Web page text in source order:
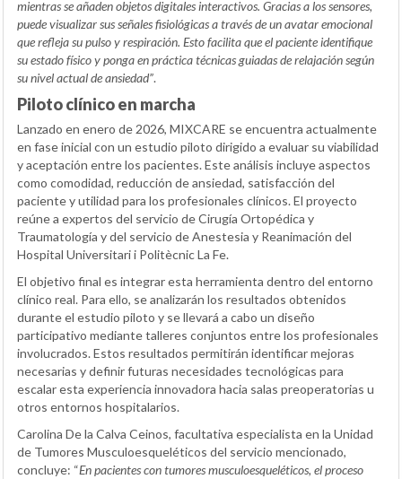
mientras se añaden objetos digitales interactivos. Gracias a los sensores,
puede visualizar sus señales fisiológicas a través de un avatar emocional
que refleja su pulso y respiración. Esto facilita que el paciente identifique
su estado físico y ponga en práctica técnicas guiadas de relajación según
su nivel actual de ansiedad”.
Piloto clínico en marcha
Lanzado en enero de 2026, MIXCARE se encuentra actualmente
en fase inicial con un estudio piloto dirigido a evaluar su viabilidad
y aceptación entre los pacientes. Este análisis incluye aspectos
como comodidad, reducción de ansiedad, satisfacción del
paciente y utilidad para los profesionales clínicos. El proyecto
reúne a expertos del servicio de Cirugía Ortopédica y
Traumatología y del servicio de Anestesia y Reanimación del
Hospital Universitari i Politècnic La Fe.
El objetivo final es integrar esta herramienta dentro del entorno
clínico real. Para ello, se analizarán los resultados obtenidos
durante el estudio piloto y se llevará a cabo un diseño
participativo mediante talleres conjuntos entre los profesionales
involucrados. Estos resultados permitirán identificar mejoras
necesarias y definir futuras necesidades tecnológicas para
escalar esta experiencia innovadora hacia salas preoperatorias u
otros entornos hospitalarios.
Carolina De la Calva Ceinos, facultativa especialista en la Unidad
de Tumores Musculoesqueléticos del servicio mencionado,
concluye: “En pacientes con tumores musculoesqueléticos, el proceso